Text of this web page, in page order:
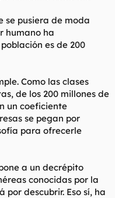
se pusiera de moda
humano ha
es de 200
Como las clases
de los 200 millones de
un coeficiente
se pegan por
para ofrecerle
a un decrépito
conocidas por la
por descubrir. Eso sí, ha